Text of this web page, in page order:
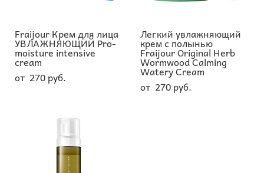
Fraijour Крем для лица
УВЛАЖНЯЮЩИЙ Pro-
moisture intensive
cream
от 270 pуб.
Легкий увлажняющий
крем с полынью
Fraijour Original Herb
Wormwood Calming
Watery Cream
от 270 pуб.